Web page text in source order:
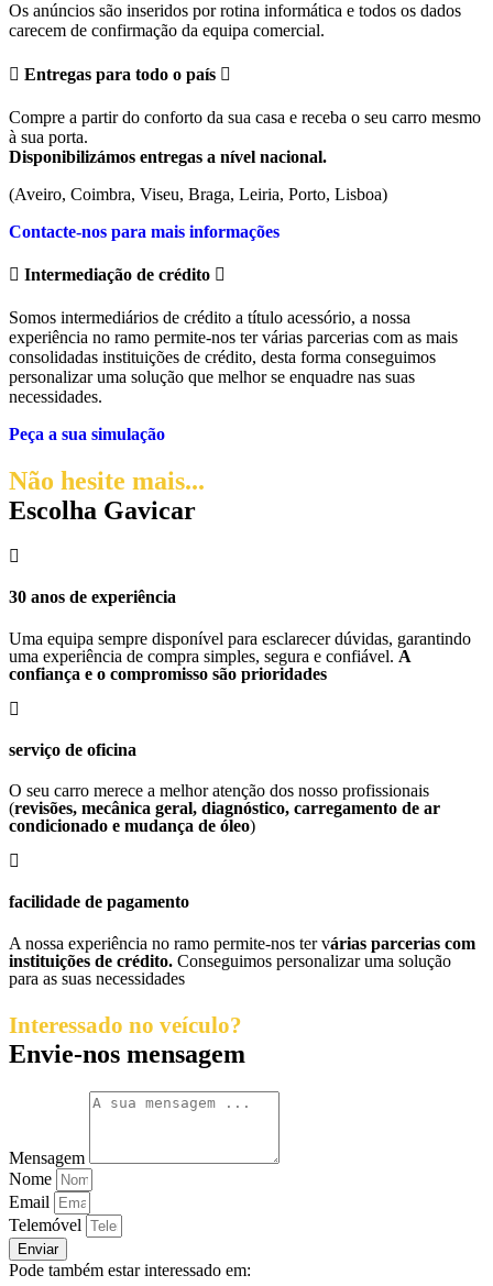
Os anúncios são inseridos por rotina informática e todos os dados
carecem de confirmação da equipa comercial.
Entregas para todo o país
Compre a partir do conforto da sua casa e receba o seu carro mesmo
à sua porta.
Disponibilizámos entregas a nível nacional.
(Aveiro, Coimbra, Viseu, Braga, Leiria, Porto, Lisboa)
Contacte-nos para mais informações
Intermediação de crédito
Somos intermediários de crédito a título acessório, a nossa
experiência no ramo permite-nos ter várias parcerias com as mais
consolidadas instituições de crédito, desta forma conseguimos
personalizar uma solução que melhor se enquadre nas suas
necessidades.
Peça a sua simulação
Não hesite mais...
Escolha Gavicar
30 anos de experiência
Uma equipa sempre disponível para esclarecer dúvidas, garantindo
uma experiência de compra simples, segura e confiável. A
confiança e o compromisso são prioridades
serviço de oficina
O seu carro merece a melhor atenção dos nosso profissionais
(revisões, mecânica geral, diagnóstico, carregamento de ar
condicionado e mudança de óleo)
facilidade de pagamento
A nossa experiência no ramo permite-nos ter várias parcerias com
instituições de crédito. Conseguimos personalizar uma solução
para as suas necessidades
Interessado no veículo?
Envie-nos mensagem
Mensagem
Nome
Email
Telemóvel
Enviar
Pode também estar interessado em: